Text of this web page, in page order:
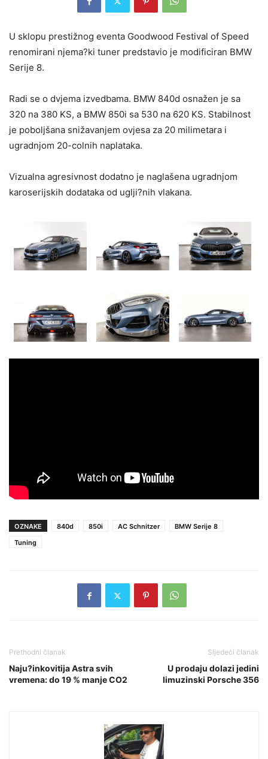
U sklopu prestižnog eventa Goodwood Festival of Speed
renomirani njema?ki tuner predstavio je modificiran BMW
Serije 8.
Radi se o dvjema izvedbama. BMW 840d osnažen je sa
320 na 380 KS, a BMW 850i sa 530 na 620 KS. Stabilnost
je poboljšana snižavanjem ovjesa za 20 milimetara i
ugradnjom 20-colnih naplataka.
Vizualna agresivnost dodatno je naglašena ugradnjom
karoserijskih dodataka od uglji?nih vlakana.
OZNAKE 840d 850i AC Schnitzer
BMW Serije 8
Tuning
Prethodni članak
Naju?inkovitija Astra svih
vremena: do 19 % manje CO2
Sljedeći članak
U prodaju dolazi jedini
limuzinski Porsche 356